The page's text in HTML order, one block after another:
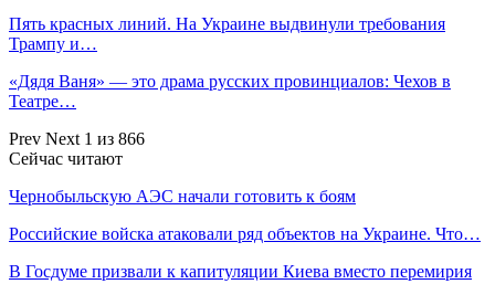
Пять красных линий. На Украине выдвинули требования
Трампу и…
«Дядя Ваня» — это драма русских провинциалов: Чехов в
Театре…
Prev Next 1 из 866
Сейчас читают
Чернобыльскую АЭС начали готовить к боям
Российские войска атаковали ряд объектов на Украине. Что…
В Госдуме призвали к капитуляции Киева вместо перемирия